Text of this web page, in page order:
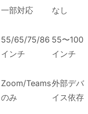
一部対応 なし
55/65/75/86
インチ
55〜100
インチ
Zoom/Teams
のみ
外部デバ
イス依存